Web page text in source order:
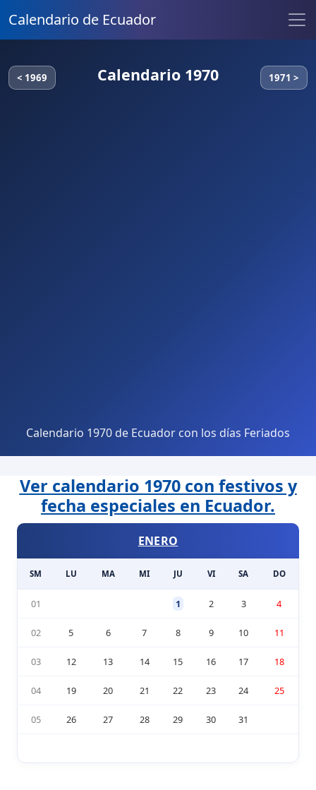
Calendario de Ecuador
< 1969 Calendario 1970 1971 >
Calendario 1970 de Ecuador con los días Feriados
Ver calendario 1970 con festivos y
fecha especiales en Ecuador.
ENERO
SM LU MA MI JU VI SA DO
01 1 2 3 4
02 5 6 7 8 9 10 11
03 12 13 14 15 16 17 18
04 19 20 21 22 23 24 25
05 26 27 28 29 30 31